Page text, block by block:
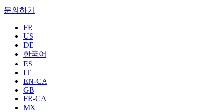
문의하기
FR
US
DE
한국어
ES
IT
EN-CA
GB
FR-CA
MX